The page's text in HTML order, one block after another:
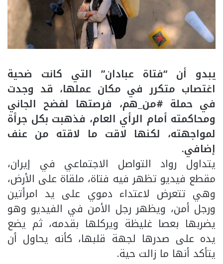
يبدو أن “فتاة عبادان” التي كانت ضحية
اغتصاب متكرر في مكان عملها، قد وجدت
في حملة #من_هم، فرصتها لفضح الجاني
ومحاكمته أمام الرأي العام، فذهبت بكل جرأة
لمواجهته، لكنها لاقت ما لاقته من عنف
إضافي.
يتداول رواد التواصل الاجتماعي في إيران،
مقطع فيديو تظهر فيه فتاة، ملقاة على الأرض،
وهي تتعرض لاعتداء دموي على يد امرأتين
ورجل أمن، ويظهر رجل الأمن في الفيديو وهو
يضربها بعصا غليظة ويركلها بقدمه، ثم يضع
يده على صدرها لجهة قلبها، كأنه يحاول أن
يتأكد أنها ما زالت حية.